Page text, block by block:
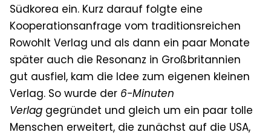
Südkorea ein. Kurz darauf folgte eine
Kooperationsanfrage vom traditionsreichen
Rowohlt Verlag und als dann ein paar Monate
später auch die Resonanz in Großbritannien
gut ausfiel, kam die Idee zum eigenen kleinen
Verlag. So wurde der 6-Minuten
Verlag gegründet und gleich um ein paar tolle
Menschen erweitert, die zunächst auf die USA,